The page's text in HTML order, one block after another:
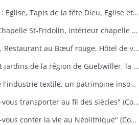
Burnhaupt-le-Haut : Eglise, Tapis de la fête Dieu, Eglise et école, Office de la fête Dieu
Traubach-le-Bas : Chapelle St-Fridolin, intérieur chapelle et tableau, Ecole, rue principale
Hégenheim : Eglise, Restaurant au Bœuf rouge, Hôtel de ville, décors floraux
Exposition "Parcs et jardins de la région de Guebwiller, la culture d'un patrimoine florissant" (Communauté de Communes de la Région de Guebwiller, du 15 octobre 2010 au 31 janvier 2011)
Expostion "Au fil de l'industrie textile, un patrimoine insoupçonné" (Communauté de Communes de la Région de Guebwiller, du 11 septembre au 30 octobre 2009)
Exposition "Laissez-vous transporter au fil des siècles" (Communauté de Communes de la Région de Guebwiller, du 26 octobre 2012 au 19 janvier 2013)
Exposition "Laissez-vous conter la vie au Néolithique" (Communauté de Communes de la Région de Guebwiller, du 14 octobre 2011 au 26 janvier 2012)